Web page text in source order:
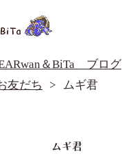
＆BiTa ブログ
友だち
ムギ君
ムギ君